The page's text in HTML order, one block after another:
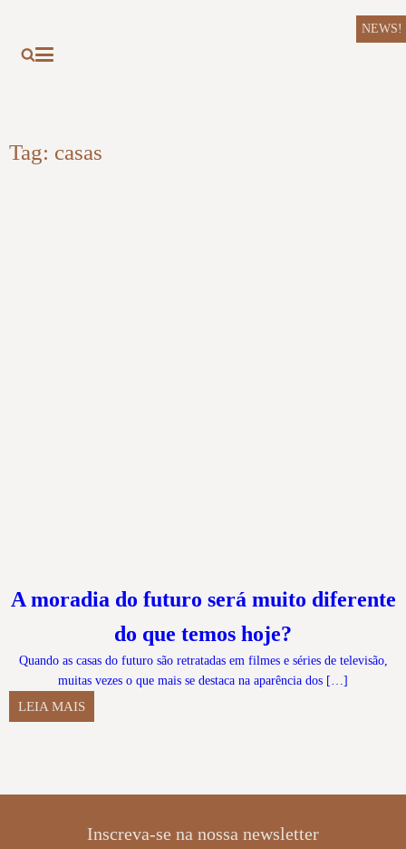
NEWS!
Tag: casas
A moradia do futuro será muito diferente
do que temos hoje?
Quando as casas do futuro são retratadas em filmes e séries de televisão,
muitas vezes o que mais se destaca na aparência dos […]
LEIA MAIS
Inscreva-se na nossa newsletter